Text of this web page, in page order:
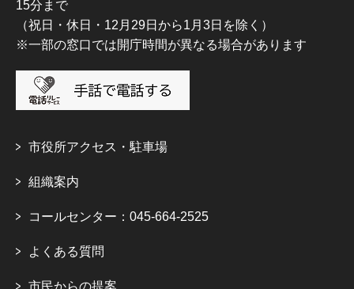
15分まで
（祝日・休日・12月29日から1月3日を除く）
※一部の窓口では開庁時間が異なる場合があります
市役所アクセス・駐車場
組織案内
コールセンター：045-664-2525
よくある質問
市民からの提案